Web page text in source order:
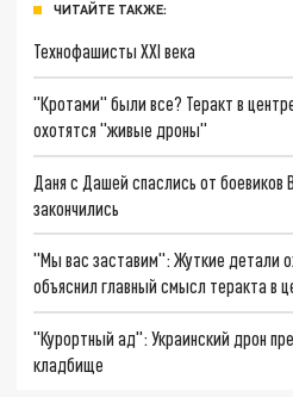
ЧИТАЙТЕ ТАКЖЕ:
Технофашисты XXI века
"Кротами" были все? Теракт в
охотятся "живые дроны"
Даня с Дашей спаслись от
закончились
"Мы вас заставим": Жуткие детали
объяснил главный смысл теракта в
"Курортный ад": Украинский дрон
кладбище